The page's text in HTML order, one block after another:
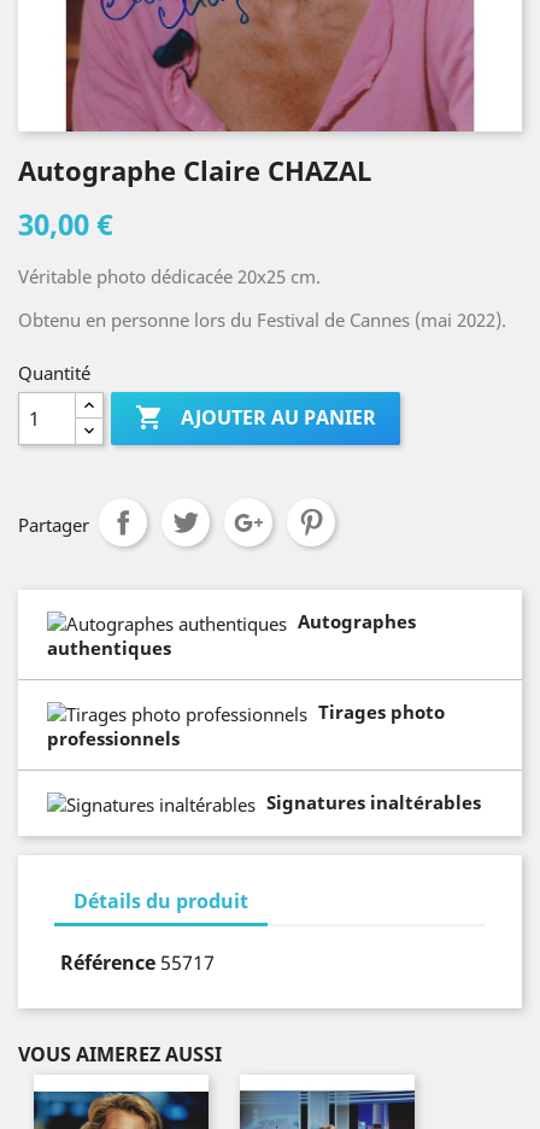
Autographe Claire CHAZAL
30,00 €
Véritable photo dédicacée 20x25 cm.
Obtenu en personne lors du Festival de Cannes (mai 2022).
Quantité
 AJOUTER AU PANIER
Partager
Autographes
authentiques
Tirages photo
professionnels
Signatures inaltérables
Détails du produit
Référence 55717
VOUS AIMEREZ AUSSI